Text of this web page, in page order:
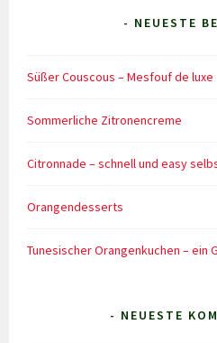
- NEUESTE
Süßer Couscous – Mesfouf de luxe
Sommerliche Zitronencreme
Citronnade – schnell und easy
Orangendesserts
Tunesischer Orangenkuchen – ein
- NEUESTE